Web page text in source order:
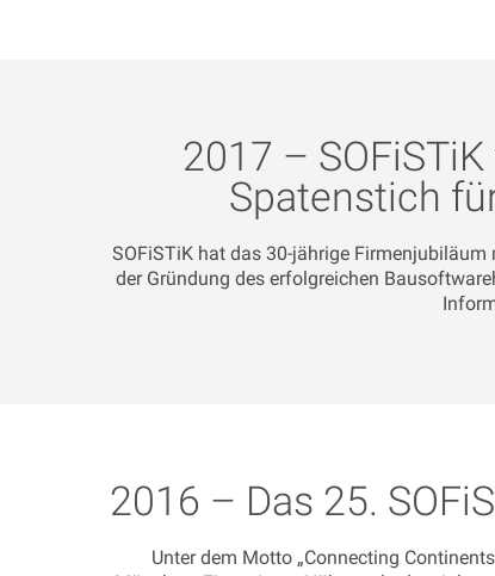
2017 –
Spatenstich
SOFiSTiK hat das 30-jährige
der Gründung des erfolgreichen
2016 – Das 25.
Unter dem Motto „Connecting